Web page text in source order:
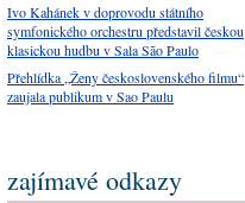
Ivo Kahánek v doprovodu státního
symfonického orchestru představil českou
klasickou hudbu v Sala São Paulo
Přehlídka „Ženy československého filmu“
zaujala publikum v Sao Paulu
zajímavé odkazy